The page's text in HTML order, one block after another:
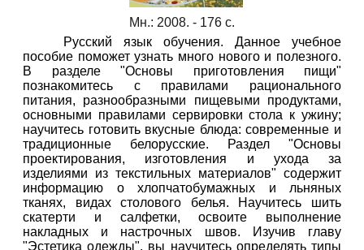
Мн.: 2008. - 176 с.
Русский язык обучения. Данное учебное
пособие поможет узнать много нового и полезного.
В разделе "Основы приготовления пищи"
познакомитесь с правилами рационального
питания, разнообразными пищевыми продуктами,
основными правилами сервировки стола к ужину;
научитесь готовить вкусные блюда: современные и
традиционные белорусские. Раздел "Основы
проектирования, изготовления и ухода за
изделиями из текстильных материалов" содержит
информацию о хлопчатобумажных и льняных
тканях, видах столового белья. Научитесь шить
скатерти и салфетки, освоите выполнение
накладных и настрочных швов. Изучив главу
"Эстетика одежды", вы научитесь определять типы